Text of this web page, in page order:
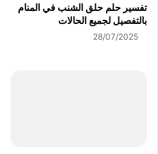
تفسير حلم حلق الشنب في المنام
بالتفصيل لجميع الحالات
28/07/2025